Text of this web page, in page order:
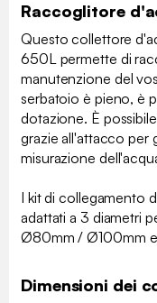
Raccoglitore
Questo collettore
650L permette di
manutenzione del
serbatoio è pieno, è
dotazione. È
grazie all'attacco per
misurazione
I kit di collegamento
adattati a 3 diametri
Ø80mm / Ø100mm
Dimensioni dei